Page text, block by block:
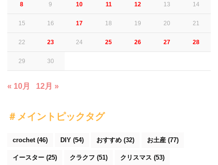
8 9 10 11 12 13 14
15 16 17 18 19 20 21
22 23 24 25 26 27 28
29 30
« 10月 12月 »
＃メイントピックタグ
crochet (46) DIY (54) おすすめ (32) お土産 (77)
イースター (25) クラクフ (51) クリスマス (53)